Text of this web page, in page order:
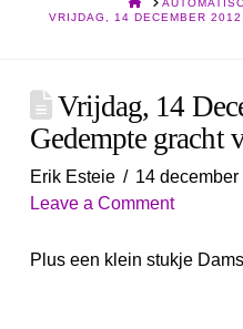
VRIJDAG, 14 DECEMBER
Vrijdag, 14
Gedempte gracht
Erik Esteie
14 december
Leave a Comment
Plus een klein stukje